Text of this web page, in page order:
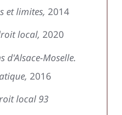
et limites, 2014
local, 2020
d'Alsace-Moselle.
2016
local 93